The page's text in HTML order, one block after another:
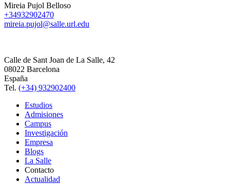
Mireia Pujol Belloso
+34932902470
mireia.pujol@salle.url.edu
Calle de Sant Joan de La Salle, 42
08022 Barcelona
España
Tel. (+34) 932902400
Estudios
Admisiones
Campus
Investigación
Empresa
Blogs
La Salle
Contacto
Actualidad